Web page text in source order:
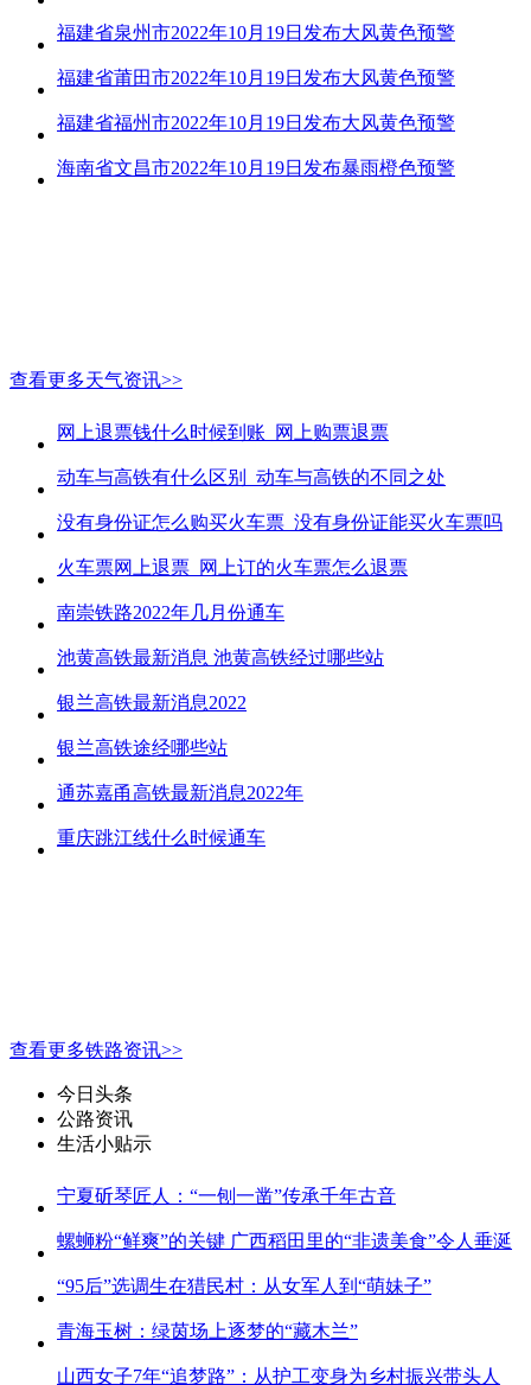
福建省泉州市2022年10月19日发布大风黄色预警
福建省莆田市2022年10月19日发布大风黄色预警
福建省福州市2022年10月19日发布大风黄色预警
海南省文昌市2022年10月19日发布暴雨橙色预警
查看更多天气资讯>>
网上退票钱什么时候到账_网上购票退票
动车与高铁有什么区别_动车与高铁的不同之处
没有身份证怎么购买火车票_没有身份证能买火车票吗
火车票网上退票_网上订的火车票怎么退票
南崇铁路2022年几月份通车
池黄高铁最新消息 池黄高铁经过哪些站
银兰高铁最新消息2022
银兰高铁途经哪些站
通苏嘉甬高铁最新消息2022年
重庆跳江线什么时候通车
查看更多铁路资讯>>
今日头条
公路资讯
生活小贴示
宁夏斫琴匠人：“一刨一凿”传承千年古音
螺蛳粉“鲜爽”的关键 广西稻田里的“非遗美食”令人垂涎
“95后”选调生在猎民村：从女军人到“萌妹子”
青海玉树：绿茵场上逐梦的“藏木兰”
山西女子7年“追梦路”：从护工变身为乡村振兴带头人